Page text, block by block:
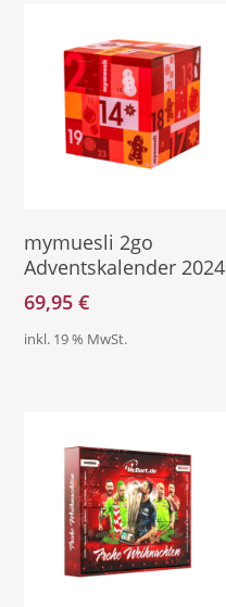
mymuesli 2go
Adventskalender 2024
69,95€
inkl. 19 % MwSt.